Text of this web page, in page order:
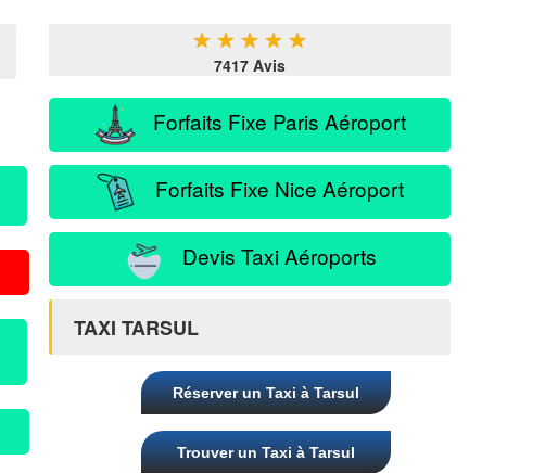
★ ★ ★ ★ ★
7417 Avis
Forfaits Fixe Paris Aéroport
Forfaits Fixe Nice Aéroport
Devis Taxi Aéroports
TAXI TARSUL
Réserver un Taxi à Tarsul
Trouver un Taxi à Tarsul